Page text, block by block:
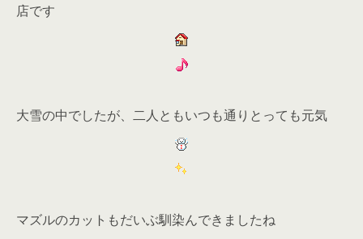
店です
大雪の中でしたが、二人ともいつも通りとっても元気
マズルのカットもだいぶ馴染んできましたね